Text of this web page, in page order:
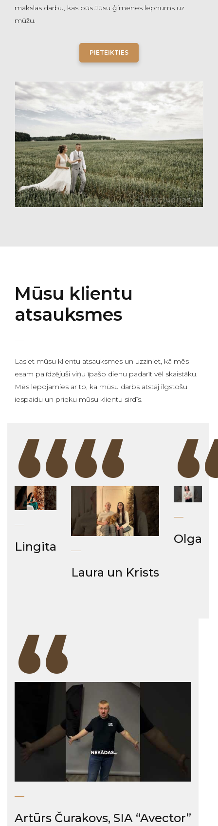
mākslas darbu, kas būs Jūsu ģimenes lepnums uz
mūžu.
PIETEIKTIES
Mūsu klientu
atsauksmes
Lasiet mūsu klientu atsauksmes un uzziniet, kā mēs
esam palīdzējuši viņu īpašo dienu padarīt vēl skaistāku.
Mēs lepojamies ar to, ka mūsu darbs atstāj ilgstošu
iespaidu un prieku mūsu klientu sirdīs.
“
Lingita “
Laura un Krists
Olga
“
Artūrs Čurakovs, SIA “Avector”